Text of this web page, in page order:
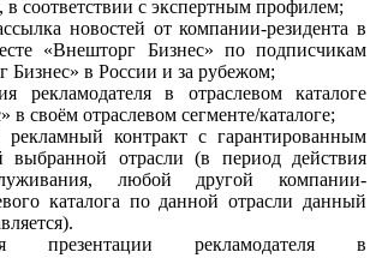
в соответствии с экспертным профилем;
новостей от компании-резидента в
«Внешторг Бизнес» по подписчикам
Бизнес» в России и за рубежом;
рекламодателя в отраслевом каталоге
в своём отраслевом сегменте/каталоге;
контракт с гарантированным
выбранной отрасли (в период действия
любой другой компании-
каталога по данной отрасли данный
презентации рекламодателя в